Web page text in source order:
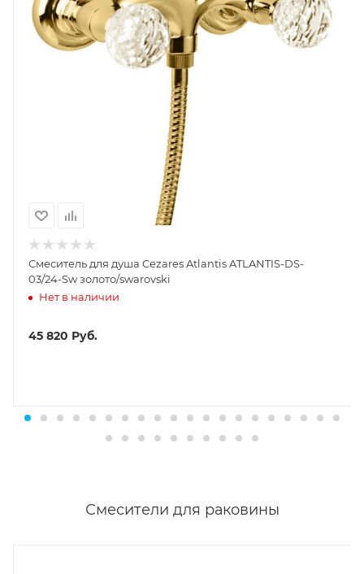
Смеситель для душа Cezares Atlantis ATLANTIS-DS-
03/24-Sw золото/swarovski
Нет в наличии
45 820 Руб.
Смесители для раковины